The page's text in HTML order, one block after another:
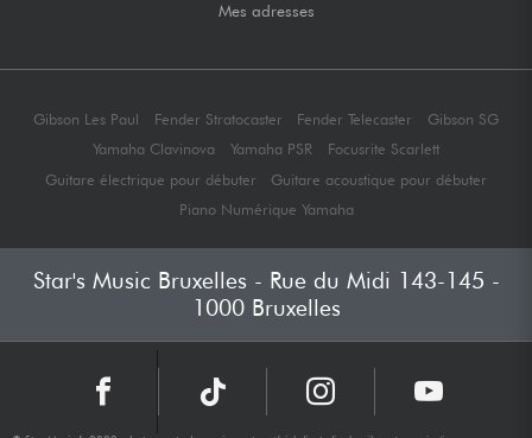
Mes adresses
Gibson Les Paul Fender Stratocaster Fender Telecaster
Gibson SG
Yamaha Clavinova
Yamaha PSR
Focusrite Scarlett
Guitare électrique pour débuter
Guitare acoustique pour débuter
Piano Numérique Yamaha
Star's Music Bruxelles - Rue du Midi 143-145 -
1000 Bruxelles